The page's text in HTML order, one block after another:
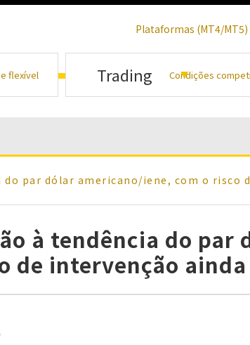
Plataformas (MT4/MT5)
flexível Trading Condições
do par dólar americano/iene, com o risco
à tendência do
de intervenção